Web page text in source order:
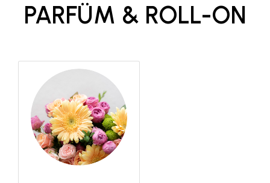
PARFÜM & ROLL-ON